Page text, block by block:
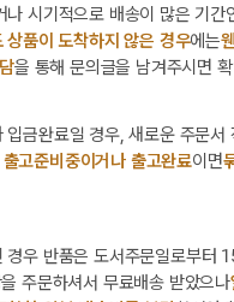
나 시기적으로 배송이 많은 기
상품이 도착하지 않은 경우에는
을 통해 문의글을 남겨주시면
입금완료일 경우, 새로운 주문
고준비중이거나 출고완료이면
경우 반품은 도서주문일로부터
주문하셔서 무료배송 받았으나